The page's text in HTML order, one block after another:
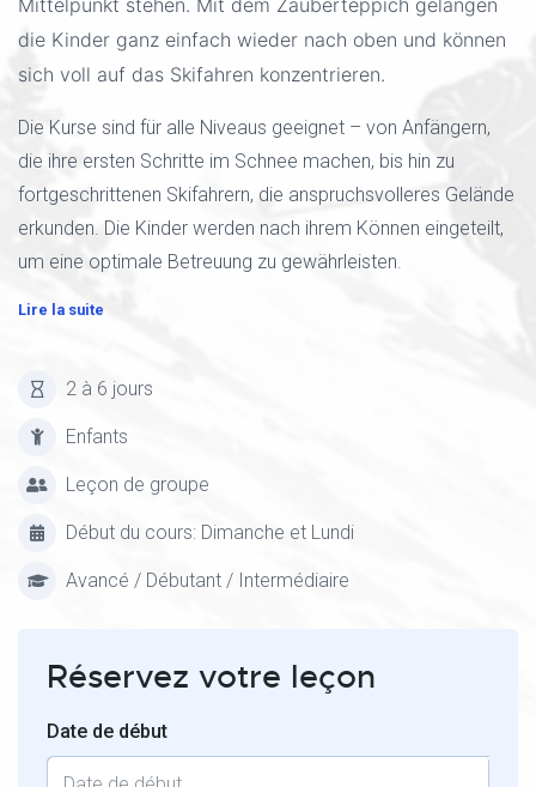
Mittelpunkt stehen. Mit dem Zauberteppich gelangen
die Kinder ganz einfach wieder nach oben und können
sich voll auf das Skifahren konzentrieren.
Die Kurse sind für alle Niveaus geeignet – von Anfängern,
die ihre ersten Schritte im Schnee machen, bis hin zu
fortgeschrittenen Skifahrern, die anspruchsvolleres Gelände
erkunden. Die Kinder werden nach ihrem Können eingeteilt,
um eine optimale Betreuung zu gewährleisten.
Lire la suite
2 à 6 jours
Enfants
Leçon de groupe
Début du cours: Dimanche et Lundi
Avancé / Débutant / Intermédiaire
Réservez votre leçon
Date de début